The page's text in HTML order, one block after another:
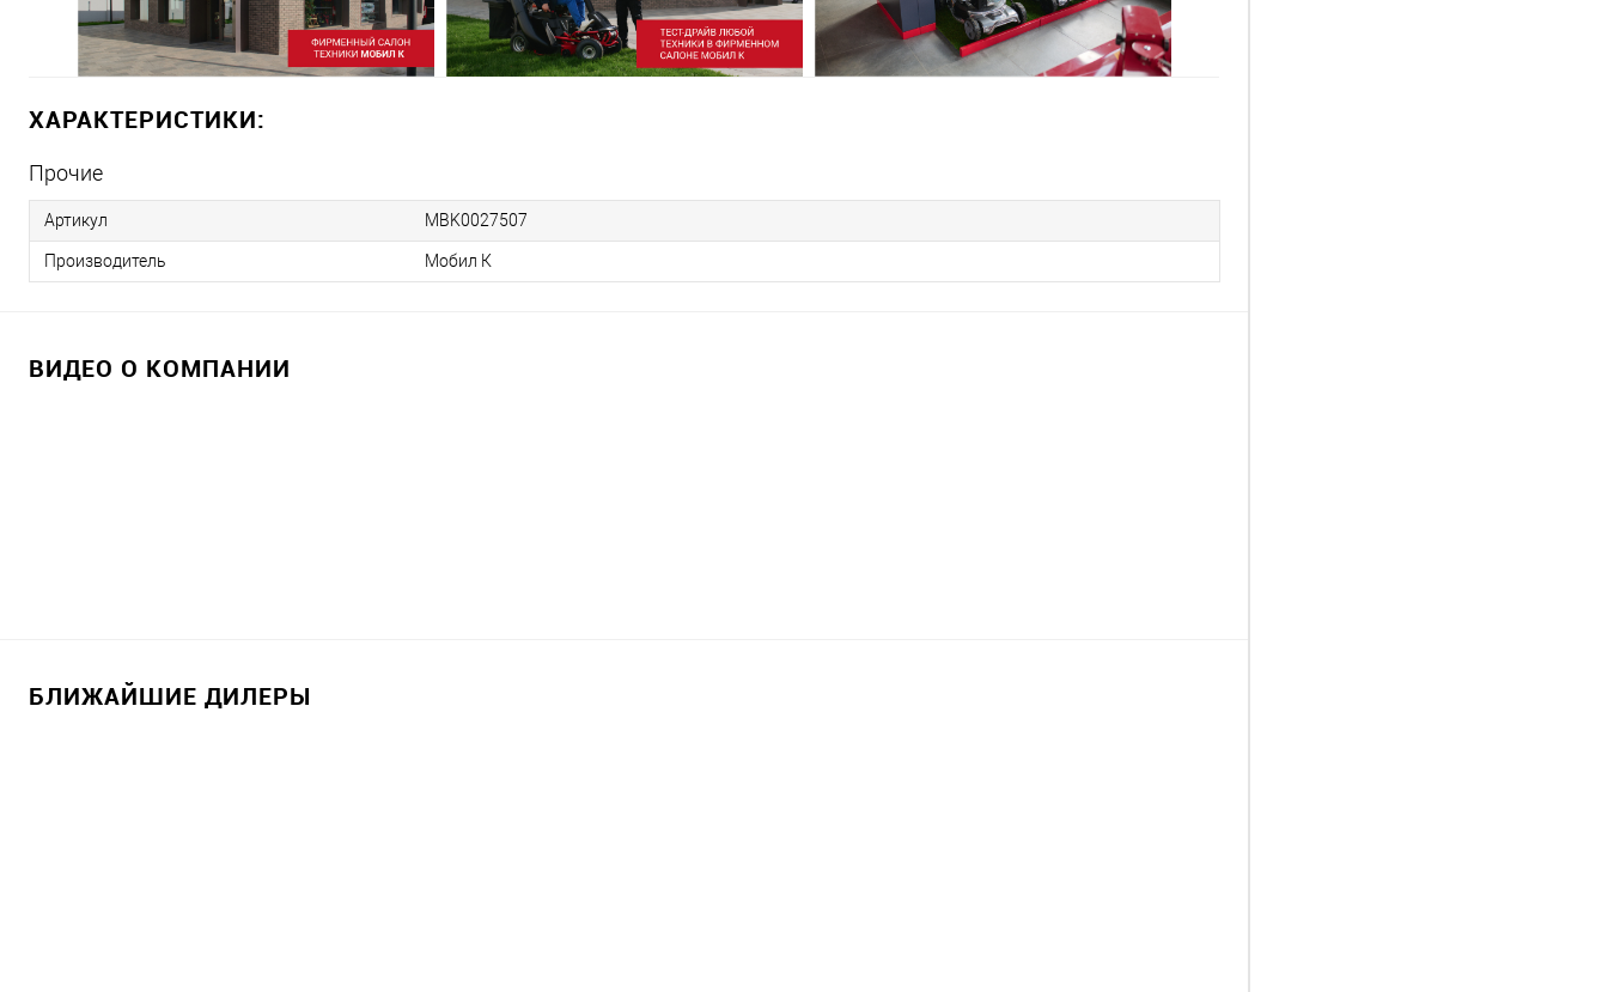
ХАРАКТЕРИСТИКИ:
Прочие
Артикул MBK0027507
Производитель Мобил К
ВИДЕО О КОМПАНИИ
БЛИЖАЙШИЕ ДИЛЕРЫ